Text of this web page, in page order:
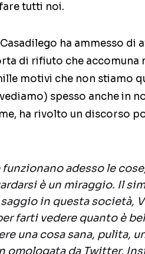
tutti noi.
ha ammesso di
di rifiuto che accomuna
motivi che non stiamo
spesso anche in
ha rivolto un discorso
funzionano adesso le
è un miraggio. Il
saggio in questa società,
farti vedere quanto è
una cosa sana, pulita,
omologata da Twitter,